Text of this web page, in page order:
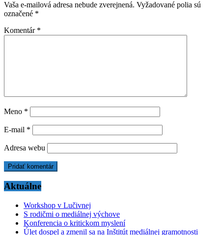
Vaša e-mailová adresa nebude zverejnená. Vyžadované polia sú
označené *
Komentár *
Meno *
E-mail *
Adresa webu
Aktuálne
Workshop v Lučivnej
S rodičmi o mediálnej výchove
Konferencia o kritickom myslení
Úlet dospel a zmenil sa na Inštitút mediálnej gramotnosti